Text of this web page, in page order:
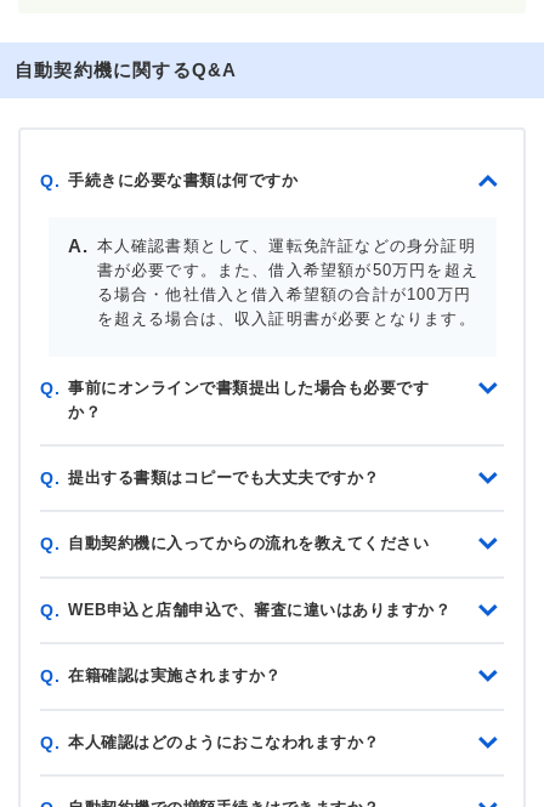
自動契約機に関するQ&A
Q. 手続きに必要な書類は何ですか
本人確認書類として、運転免許証などの身分証明
書が必要です。また、借入希望額が50万円を超え
る場合・他社借入と借入希望額の合計が100万円
を超える場合は、収入証明書が必要となります。
Q. 事前にオンラインで書類提出した場合も必要です
か？
Q. 提出する書類はコピーでも大丈夫ですか？
Q. 自動契約機に入ってからの流れを教えてください
Q. WEB申込と店舗申込で、審査に違いはありますか？
Q. 在籍確認は実施されますか？
Q. 本人確認はどのようにおこなわれますか？